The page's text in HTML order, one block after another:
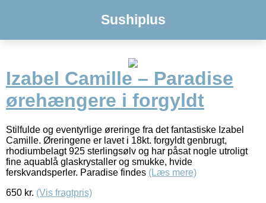
Sushiplus
Izabel Camille – Paradise
ørehængere i forgyldt
Stilfulde og eventyrlige øreringe fra det fantastiske Izabel
Camille. Øreringene er lavet i 18kt. forgyldt genbrugt,
rhodiumbelagt 925 sterlingsølv og har påsat nogle utroligt
fine aquablå glaskrystaller og smukke, hvide
ferskvandsperler. Paradise findes (Læs mere)
650 kr. (Vis fragtpris)